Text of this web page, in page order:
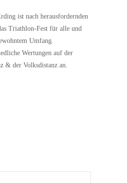
ist nach herausfordernden
Triathlon-Fest für alle und
Umfang.
Wertungen auf der
& der Volksdistanz an.